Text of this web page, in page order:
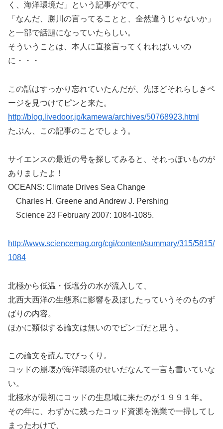
く、海洋環境だ」という記事がでて、
「なんだ、勝川の言ってることと、全然違うじゃないか」
と一部で話題になっていたらしい。
そういうことは、本人に直接言ってくれればいいの
に・・・
この話はすっかり忘れていたんだが、先ほどそれらしきペ
ージを見つけてピンと来た。
http://blog.livedoor.jp/kamewa/archives/50768923.html
たぶん、この記事のことでしょう。
サイエンスの最近の号を探してみると、それっぽいものが
ありましたよ！
OCEANS: Climate Drives Sea Change
Charles H. Greene and Andrew J. Pershing
Science 23 February 2007: 1084-1085.
http://www.sciencemag.org/cgi/content/summary/315/5815/
1084
北極から低温・低塩分の水が流入して、
北西大西洋の生態系に影響を及ぼしたっていうそのものず
ばりの内容。
ほかに類似する論文は無いのでビンゴだと思う。
この論文を読んでびっくり。
コッドの崩壊が海洋環境のせいだなんて一言も書いていな
い。
北極水が最初にコッドの生息域に来たのが１９９１年。
その年に、わずかに残ったコッド資源を漁業で一掃してし
まったわけで、